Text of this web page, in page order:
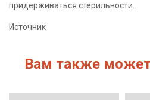
придерживаться стерильности.
Источник
Вам также может